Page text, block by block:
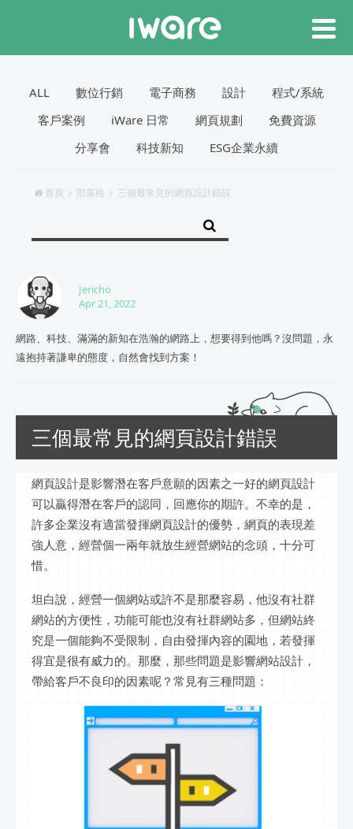
ALL 數位行銷 電子商務 設計
程式/系統
客戶案例
iWare 日常 網頁規劃
免費資源
分享會
科技新知 ESG企業永續
首頁 部落格 三個最常見的網頁設計錯誤
Jericho
Apr 21, 2022
網路、科技、滿滿的新知在浩瀚的網路上，想要得到他嗎？沒問題，永
遠抱持著謙卑的態度，自然會找到方案！
三個最常見的網頁設計錯誤
網頁設計是影響潛在客戶意願的因素之一好的網頁設計
可以贏得潛在客戶的認同，回應你的期許。不幸的是，
許多企業沒有適當發揮網頁設計的優勢，網頁的表現差
強人意，經營個一兩年就放生經營網站的念頭，十分可
惜。
坦白說，經營一個網站或許不是那麼容易，他沒有社群
網站的方便性，功能可能也沒有社群網站多，但網站終
究是一個能夠不受限制，自由發揮內容的園地，若發揮
得宜是很有威力的。那麼，那些問題是影響網站設計，
帶給客戶不良印的因素呢？常見有三種問題：